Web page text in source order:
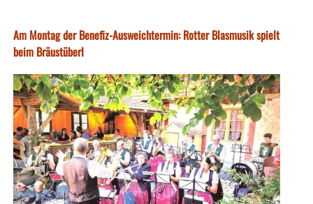
Am Montag der Benefiz-Ausweichtermin: Rotter Blasmusik spielt
beim Bräustüberl